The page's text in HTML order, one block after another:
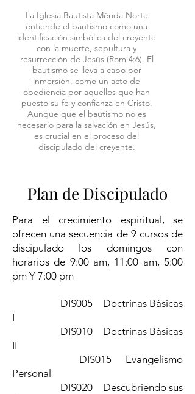
La Iglesia Bautista Mérida Norte
entiende el bautismo como una
identificación simbólica del creyente
con la muerte, sepultura y
resurrección de Jesús (Rom 4:6). El
bautismo se lleva a cabo por
inmersión, como un acto de
obediencia por aquellos que han
puesto su fe y confianza en Cristo.
Aunque que el bautismo no es
necesario para la salvación en Jesús,
es crucial en el proceso del
discipulado del creyente.
Plan de Discipulado​
​​Para el crecimiento espiritual, se
ofrecen una secuencia de 9 cursos de
discipulado los domingos con
horarios de 9:00 am, 11:00 am, 5:00
pm Y 7:00 pm
DIS005 Doctrinas Básicas
I
DIS010 Doctrinas Básicas
II
DIS015 Evangelismo
Personal
DIS020 Descubriendo sus